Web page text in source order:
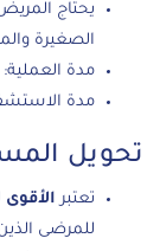
يحتاج
الصغيرة والمتكررة (6
مدة العملية: حوالي
مدة الاستشفاء: 24 ساعة فقط، والخروج في
تحويل
تعتبر
للمرضى